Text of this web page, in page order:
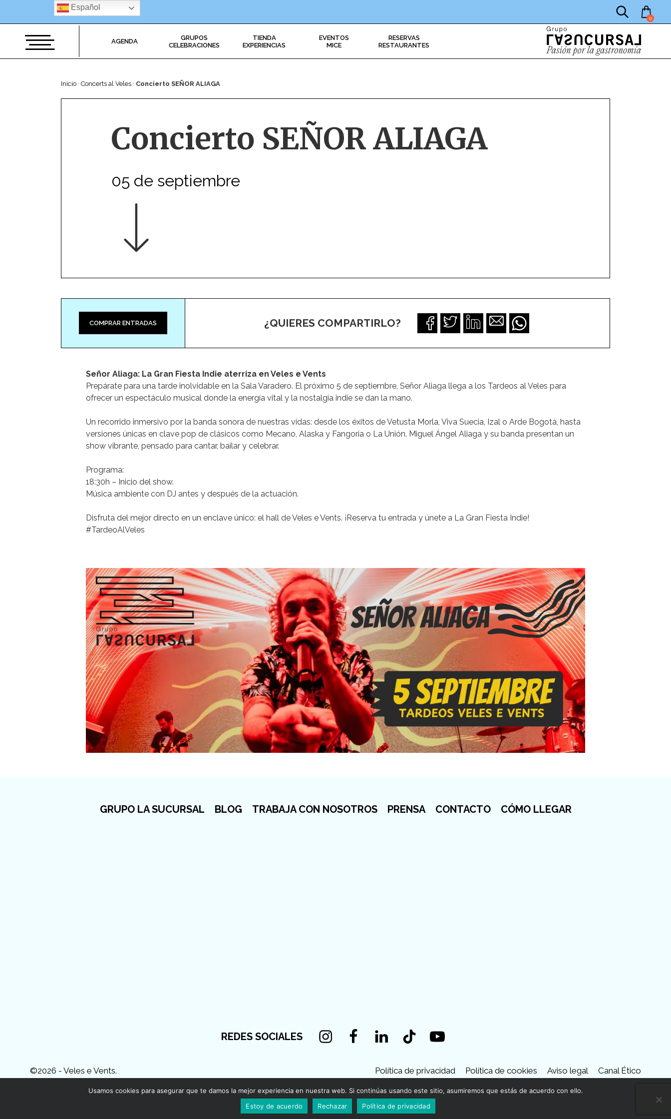
0
AGENDA
GRUPOS
CELEBRACIONES
TIENDA
EXPERIENCIAS
EVENTOS
MICE
RESERVAS
RESTAURANTES
Inicio · Concerts al Veles · Concierto SEÑOR ALIAGA
Concierto SEÑOR ALIAGA
05 de septiembre
COMPRAR ENTRADAS ¿QUIERES COMPARTIRLO?
Señor Aliaga: La Gran Fiesta Indie aterriza en Veles e Vents
Prepárate para una tarde inolvidable en la Sala Varadero. El próximo 5 de septiembre, Señor Aliaga llega a los Tardeos al Veles para
ofrecer un espectáculo musical donde la energía vital y la nostalgia indie se dan la mano.
Un recorrido inmersivo por la banda sonora de nuestras vidas: desde los éxitos de Vetusta Morla, Viva Suecia, Izal o Arde Bogotá, hasta
versiones únicas en clave pop de clásicos como Mecano, Alaska y Fangoria o La Unión. Miguel Ángel Aliaga y su banda presentan un
show vibrante, pensado para cantar, bailar y celebrar.
Programa:
18:30h – Inicio del show.
Música ambiente con DJ antes y después de la actuación.
Disfruta del mejor directo en un enclave único: el hall de Veles e Vents. ¡Reserva tu entrada y únete a La Gran Fiesta Indie!
#TardeoAlVeles
GRUPO LA SUCURSAL BLOG TRABAJA CON NOSOTROS PRENSA CONTACTO CÓMO LLEGAR
REDES SOCIALES
InstagramFacebookLinkedin Tiktok Youtube
©2026 - Veles e Vents. Política de privacidad Política de cookies Aviso legal Canal Ético
Español
Usamos cookies para asegurar que te damos la mejor experiencia en nuestra web. Si continúas usando este sitio, asumiremos que estás de acuerdo con ello.
Estoy de acuerdo
Rechazar Política de privacidad